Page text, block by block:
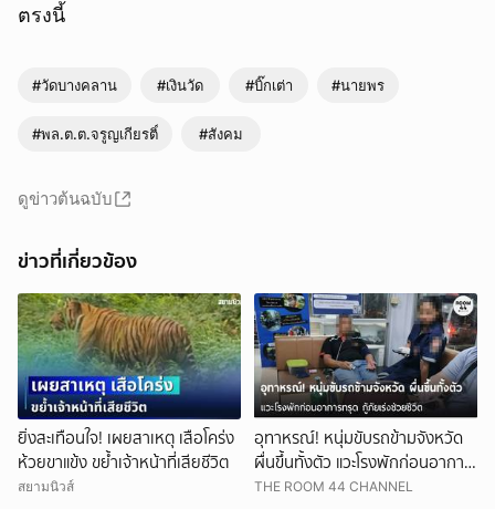
ตรงนี้
#วัดบางคลาน #เงินวัด #บิ๊กเต่า #นายพร
#พล.ต.ต.จรูญเกียรติ์ #สังคม
ดูข่าวต้นฉบับ
ข่าวที่เกี่ยวข้อง
ยิ่งสะเทือนใจ! เผยสาเหตุ เสือโคร่ง
ห้วยขาแข้ง ขย้ำเจ้าหน้าที่เสียชีวิต
สยามนิวส์
อุทาหรณ์! หนุ่มขับรถข้ามจังหวัด
ผื่นขึ้นทั้งตัว แวะโรงพักก่อนอาการ
ทรุด กู้ภัยเร่งช่วยชีวิต
THE ROOM 44 CHANNEL